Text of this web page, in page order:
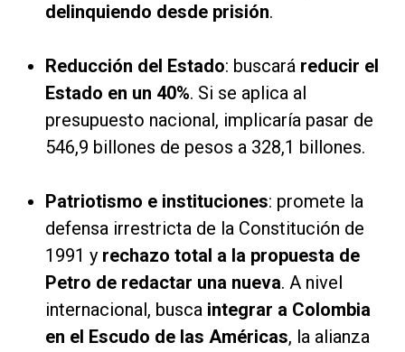
delinquiendo desde prisión.
Reducción del Estado: buscará reducir el
Estado en un 40%. Si se aplica al
presupuesto nacional, implicaría pasar de
546,9 billones de pesos a 328,1 billones.
Patriotismo e instituciones: promete la
defensa irrestricta de la Constitución de
1991 y rechazo total a la propuesta de
Petro de redactar una nueva. A nivel
internacional, busca integrar a Colombia
en el Escudo de las Américas, la alianza